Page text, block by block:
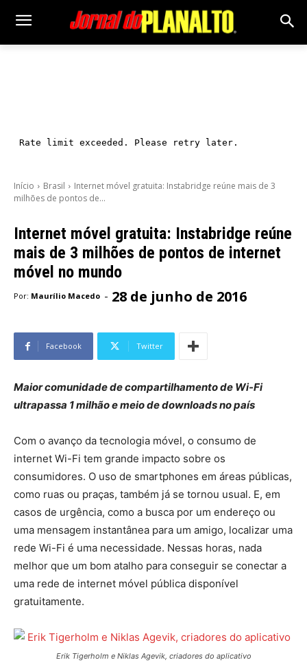
Início Brasil
Internet móvel gratuita: Instabridge reúne mais de 3
milhões de pontos de...
Internet móvel gratuita: Instabridge reúne
mais de 3 milhões de pontos de internet
móvel no mundo
Por: Maurílio Macedo - 28 de junho de 2016
Facebook Twitter
Maior comunidade de compartilhamento de Wi-Fi
ultrapassa 1 milhão e meio de downloads no país
Com o avanço da tecnologia móvel, o consumo de
internet Wi-Fi tem grande impacto sobre os
consumidores. O uso de smartphones em áreas públicas,
como ruas ou praças, também já se tornou usual. E, em
casos de urgência, como a busca por um endereço ou
uma mensagem instantânea para um amigo, localizar uma
rede Wi-Fi é uma necessidade. Nessas horas, nada
melhor que um bom atalho para conseguir se conectar a
uma rede de internet móvel pública disponível
gratuitamente.
Erik Tigerholm e Niklas Agevik, criadores do aplicativo